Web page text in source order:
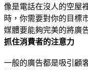
像是電話在沒人的空屋
時，你需要對你的目標
媒體要能夠完美的將廣
抓住消費者的注意力
一般的廣告都是吸引顧